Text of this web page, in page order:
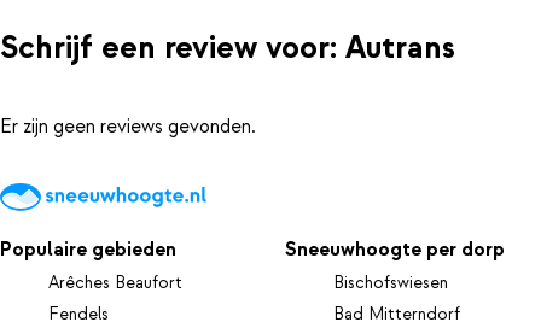
Schrijf een review voor: Autrans
Er zijn geen reviews gevonden.
Populaire gebieden
Arêches Beaufort
Fendels
Sneeuwhoogte per dorp
Bischofswiesen
Bad Mitterndorf